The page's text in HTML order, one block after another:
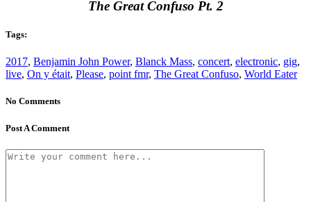
The Great Confuso Pt. 2
Tags:
2017, Benjamin John Power, Blanck Mass, concert, electronic, gig,
live, On y était, Please, point fmr, The Great Confuso, World Eater
No Comments
Post A Comment